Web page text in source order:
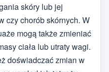
skóry lub jej
czy chorób skórnych. W
mogą także zmieniać
ciała lub utraty wagi.
doświadczać zmian w